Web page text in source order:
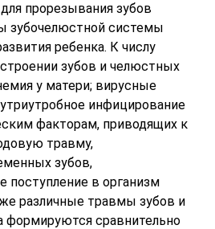
прорезывания зубов
зубочелюстной системы
ребенка. К числу
зубов и челюстных
у матери; вирусные
инфицирование
факторам, приводящих к
травму,
зубов,
поступление в организм
различные травмы зубов и
формируются сравнительно